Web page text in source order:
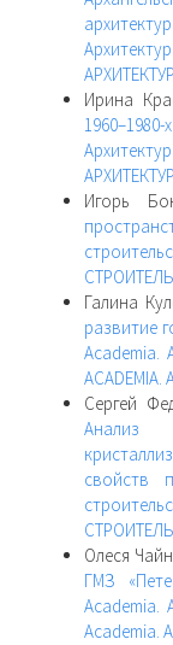
Ирина
Игорь
Галина
развитие
Academia.
Сергей
Анализ
свойств
Олеся
ГМЗ
Academia.
Academia.